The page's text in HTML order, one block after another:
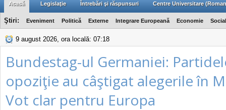
Acasă Legislaţie Întrebări şi răspunsuri Centre Universitare
Ştiri: Eveniment Politică Externe Integrare Europeană Economie Social
9 august 2026, ora locală: 07:18
Bundestag-ul Germaniei:
opoziţie au câştigat alegerile în
Vot clar pentru Europa